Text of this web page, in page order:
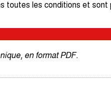
toutes les conditions et sont
en format PDF.